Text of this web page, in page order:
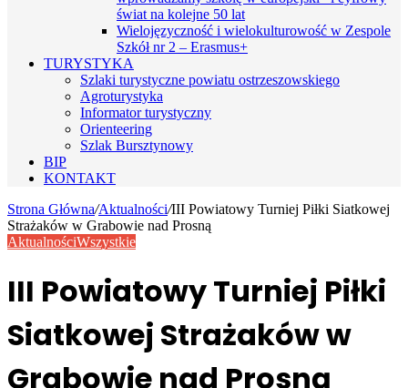
świat na kolejne 50 lat
Wielojęzyczność i wielokulturowość w Zespole
Szkół nr 2 – Erasmus+
TURYSTYKA
Szlaki turystyczne powiatu ostrzeszowskiego
Agroturystyka
Informator turystyczny
Orienteering
Szlak Bursztynowy
BIP
KONTAKT
Strona Główna/Aktualności/III Powiatowy Turniej Piłki Siatkowej
Strażaków w Grabowie nad Prosną
AktualnościWszystkie
III Powiatowy Turniej Piłki
Siatkowej Strażaków w
Grabowie nad Prosną